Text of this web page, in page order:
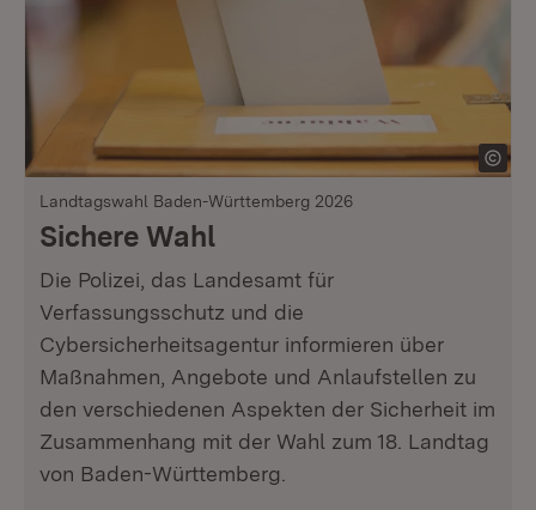
Landtagswahl Baden-Württemberg 2026
Sichere Wahl
Die Polizei, das Landesamt für
Verfassungsschutz und die
Cybersicherheitsagentur informieren über
Maßnahmen, Angebote und Anlaufstellen zu
den verschiedenen Aspekten der Sicherheit im
Zusammenhang mit der Wahl zum 18. Landtag
von Baden-Württemberg.